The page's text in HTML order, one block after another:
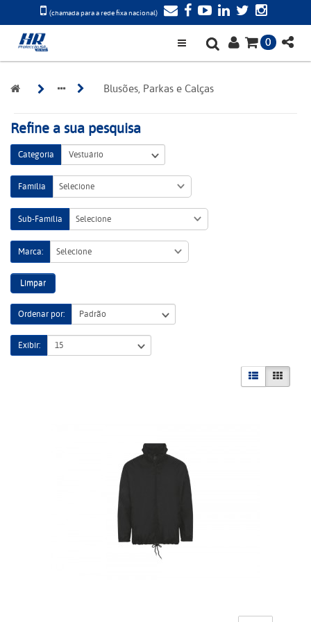
(chamada para a rede fixa nacional)
0
Blusões, Parkas e Calças
Refine a sua pesquisa
Categoria
Família Selecione
Sub-Família Selecione
Marca: Selecione
Limpar
Ordenar por:
Exibir: